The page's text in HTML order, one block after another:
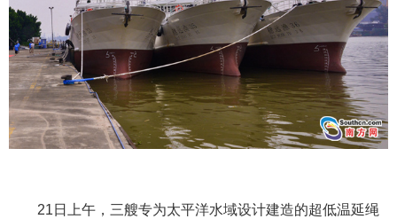
21日上午，三艘专为太平洋水域设计建造的超低温延绳